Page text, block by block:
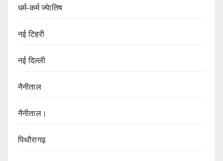
धर्म-कर्म ज्येातिष
नई टिहरी
नई दिल्ली
नैनीताल
नैनीताल।
पिथौरागढ़